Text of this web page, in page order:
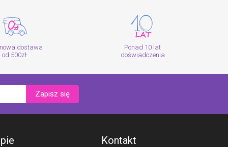
dostawa
od 500zł
Ponad 10 lat
doświadczenia
Zapisz się
Kontakt